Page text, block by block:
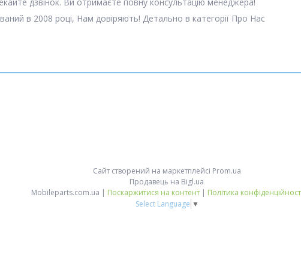
в 2008 році, Нам довіряють! Детально в категорії Про Нас
Сайт створений на маркетплейсі Prom.ua
Продавець на Bigl.ua
Mobileparts.com.ua | Поскаржитися на контент | Політика
Select Language ▼